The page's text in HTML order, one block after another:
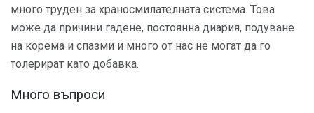
много труден за храносмилателната система. Това
може да причини гадене, постоянна диария, подуване
на корема и спазми и много от нас не могат да го
толерират като добавка.
Много въпроси